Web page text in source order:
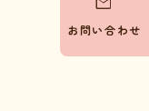
お問い合わせ